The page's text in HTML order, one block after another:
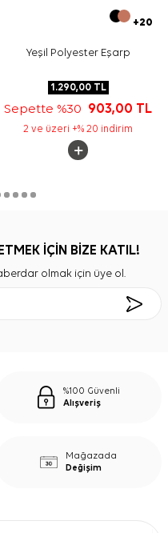
+20
Yeşil Polyester Eşarp
1.290,00TL
Sepette %30 903,00 TL
2 ve üzeri +% 20 indirim
İÇİN BİZE KATIL!
olmak için üye ol.
%100 Güvenli
Alışveriş
Mağazada
Değişim